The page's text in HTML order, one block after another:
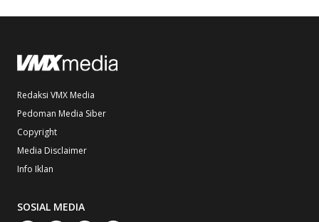
Redaksi VMX Media
Pedoman Media Siber
Copyright
Media Disclaimer
Info Iklan
SOSIAL MEDIA